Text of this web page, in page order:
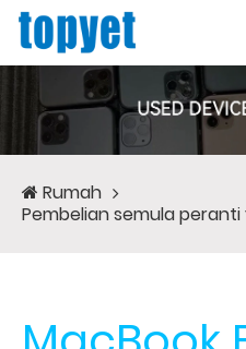
Rumah
Pembelian semula